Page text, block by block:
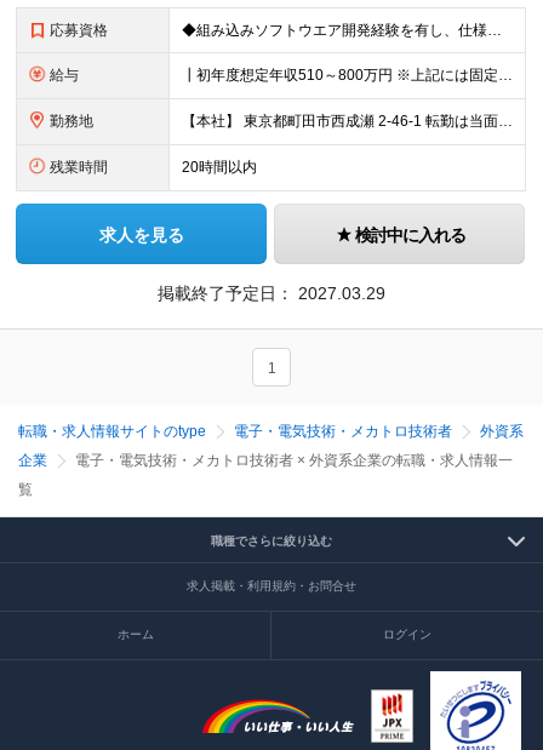
応募資格 ◆組み込みソフトウエア開発経験を有し、仕様作成からコーディングが行えること ◆要求仕様書から設計詳細仕様を作成できること ◆UT/CTテスト仕様を作成し、テストを実施できること
給与 ┃初年度想定年収510～800万円 ※上記には固定残業代20時間分を含みます 超過分は別途支給いたします ※試用期間あり（3ヶ月） 期間中、欠勤が発生しなければ待遇などの変更はありません
勤務地 【本社】 東京都町田市西成瀬 2-46-1 転勤は当面の間ありません。 (変更の範囲)会社の定める勤務地
残業時間 20時間以内
求人を見る 検討中に入れる
掲載終了予定日： 2027.03.29
1
転職・求人情報サイトのtype 電子・電気技術・メカトロ技術者
外資系
企業
電子・電気技術・メカトロ技術者 × 外資系企業の転職・求人情報一
覧
職種でさらに絞り込む
求人掲載・利用規約・お問合せ
ホーム ログイン